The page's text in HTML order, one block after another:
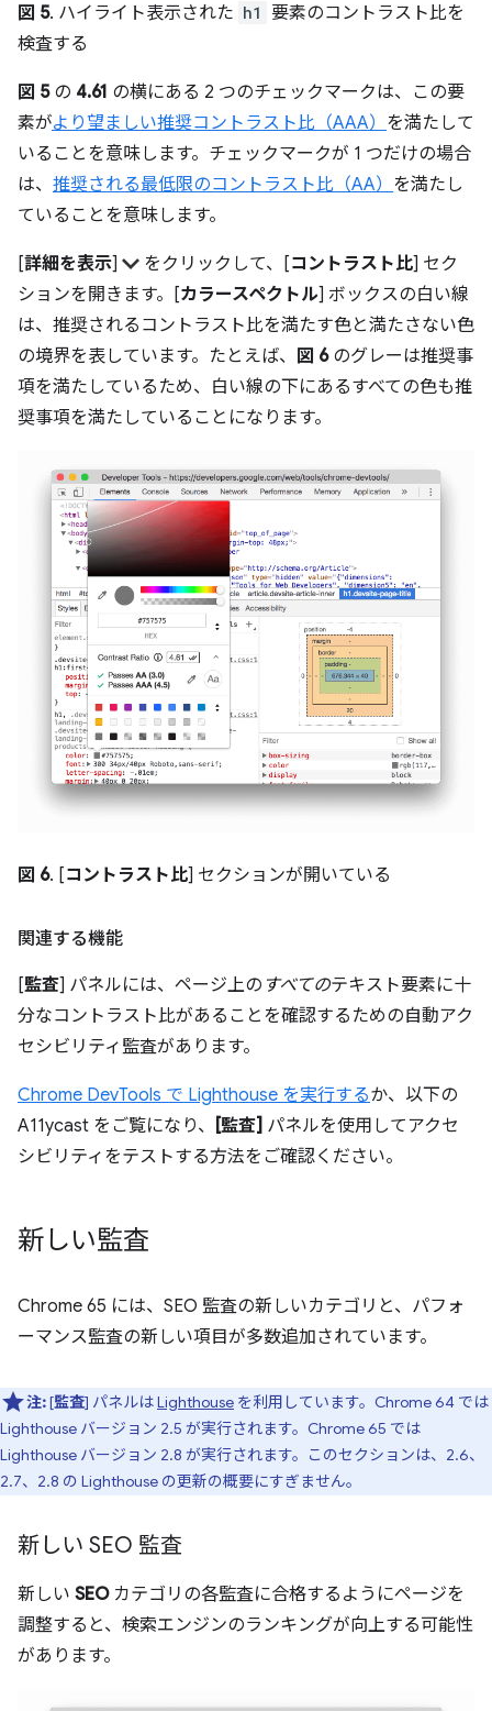
図 5. ハイライト表示された h1
要素のコントラスト比を
検査する
図 5の 4.61 の横にある 2 つのチェックマークは、この要
素がより望ましい推奨コントラスト比（AAA） を満たして
いることを意味します。チェックマークが 1 つだけの場合
は、 推奨される最低限のコントラスト比（AA） を満たし
ていることを意味します。
[詳細を表示] をクリックして、[コントラスト比] セク
ションを開きます。[カラースペクトル] ボックスの白い線
は、推奨されるコントラスト比を満たす色と満たさない色
の境界を表しています。たとえば、 図 6のグレーは推奨事
項を満たしているため、白い線の下にあるすべての色も推
奨事項を満たしていることになります。
図 6. [コントラスト比] セクションが開いている
関連する機能
[監査] パネルには、ページ上の すべてのテキスト要素に十
分なコントラスト比があることを確認するための自動アク
セシビリティ監査があります。
Chrome DevTools で Lighthouse を実行するか、以下の
A11ycast をご覧になり、
[監査] パネルを使用してアクセ
シビリティをテストする方法をご確認ください。
新しい監査
Chrome 65 には、SEO 監査の新しいカテゴリと、パフォ
ーマンス監査の新しい項目が多数追加されています。
注:[監査] パネルはLighthouse を利用しています。Chrome 64 では
Lighthouse バージョン 2.5 が実行されます。Chrome 65 では
Lighthouse バージョン 2.8 が実行されます。このセクションは、2.6、
2.7、2.8 の Lighthouse の更新の概要にすぎません。
新しい SEO 監査
新しい SEOカテゴリの各監査に合格するようにページを
調整すると、検索エンジンのランキングが向上する可能性
があります。